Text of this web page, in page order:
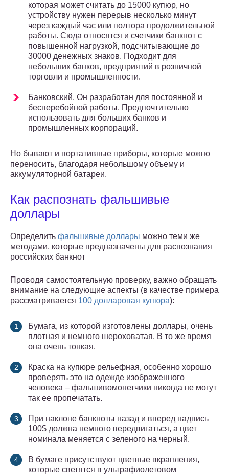
которая может считать до 15000 купюр, но
устройству нужен перерыв несколько минут
через каждый час или полтора продолжительной
работы. Сюда относятся и счетчики банкнот с
повышенной нагрузкой, подсчитывающие до
30000 денежных знаков. Подходит для
небольших банков, предприятий в розничной
торговли и промышленности.
Банковский. Он разработан для постоянной и
бесперебойной работы. Предпочтительно
использовать для больших банков и
промышленных корпораций.
Но бывают и портативные приборы, которые можно
переносить, благодаря небольшому объему и
аккумуляторной батареи.
Как распознать фальшивые
доллары
Определить фальшивые доллары можно теми же
методами, которые предназначены для распознания
российских банкнот
Проводя самостоятельную проверку, важно обращать
внимание на следующие аспекты (в качестве примера
рассматривается 100 долларовая купюра):
Бумага, из которой изготовлены доллары, очень
плотная и немного шероховатая. В то же время
она очень тонкая.
Краска на купюре рельефная, особенно хорошо
проверять это на одежде изображенного
человека – фальшивомонетчики никогда не могут
так ее пропечатать.
При наклоне банкноты назад и вперед надпись
100$ должна немного передвигаться, а цвет
номинала меняется с зеленого на черный.
В бумаге присутствуют цветные вкрапления,
которые светятся в ультрафиолетовом